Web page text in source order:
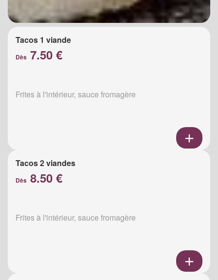
Tacos 1 viande
Dès 7.50 €
Frites à l'intérieur, sauce fromagère
Tacos 2 viandes
Dès 8.50 €
Frites à l'intérieur, sauce fromagère